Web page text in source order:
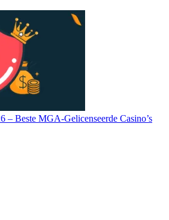
– Beste MGA-Gelicenseerde Casino’s